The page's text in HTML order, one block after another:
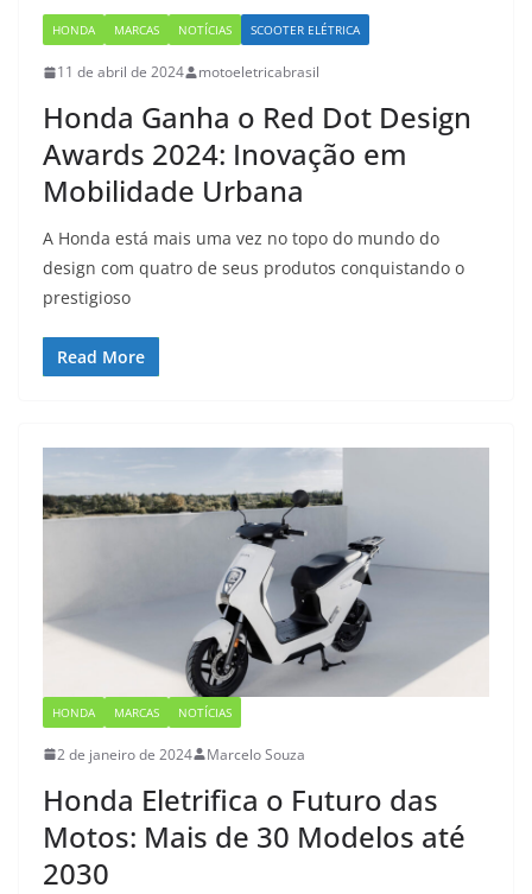
HONDA MARCAS NOTÍCIAS SCOOTER ELÉTRICA
11 de abril de 2024 motoeletricabrasil
Honda Ganha o Red Dot Design
Awards 2024: Inovação em
Mobilidade Urbana
A Honda está mais uma vez no topo do mundo do
design com quatro de seus produtos conquistando o
prestigioso
Read More
HONDA MARCAS NOTÍCIAS
2 de janeiro de 2024 Marcelo Souza
Honda Eletrifica o Futuro das
Motos: Mais de 30 Modelos até
2030